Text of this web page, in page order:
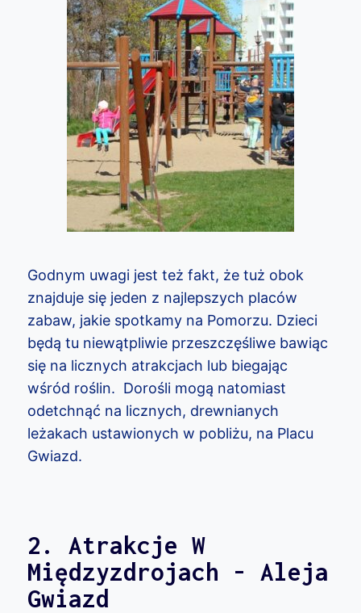
Godnym uwagi jest też fakt, że tuż obok
znajduje się jeden z najlepszych placów
zabaw, jakie spotkamy na Pomorzu. Dzieci
będą tu niewątpliwie przeszczęśliwe bawiąc
się na licznych atrakcjach lub biegając
wśród roślin. Dorośli mogą natomiast
odetchnąć na licznych, drewnianych
leżakach ustawionych w pobliżu, na Placu
Gwiazd.
2. Atrakcje W
Międzyzdrojach - Aleja
Gwiazd